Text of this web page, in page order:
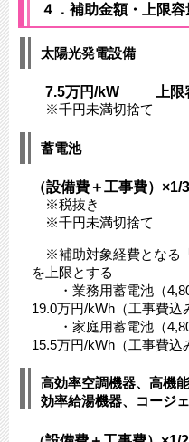
４．補助金額・上限容
太陽光発電設備
7.5万円/kW 上限
※千円未満切捨て
蓄電池
（設備費＋工事費）
※税抜き
※千円未満切捨て
※補助対象経費となる
を上限とする
・業務用蓄電池（
19.0万円/kWh（工事費込
・家庭用蓄電池（
15.5万円/kWh（工事費込
高効率空調機器、高機
効率給湯機器、コージ